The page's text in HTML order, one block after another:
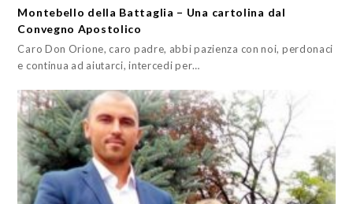
Montebello della Battaglia – Una cartolina dal
Convegno Apostolico
Caro Don Orione, caro padre, abbi pazienza con noi, perdonaci
e continua ad aiutarci, intercedi per…